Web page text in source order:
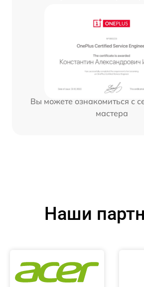
Вы можете ознакомиться с
мастера
Наши